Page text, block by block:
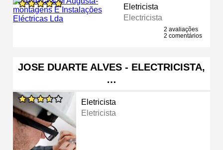
Eletricista
Electricista
2 avaliações
2 comentários
JOSE DUARTE ALVES - ELECTRICISTA,
…
Eletricista
Eletricista